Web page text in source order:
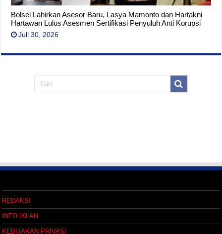
Bolsel Lahirkan Asesor Baru, Lasya Mamonto dan Hartakni
Hartawan Lulus Asesmen Sertifikasi Penyuluh Anti Korupsi
Juli 30, 2026
REDAKSI
INFO IKLAN
KEBIJAKAN PRIVASI